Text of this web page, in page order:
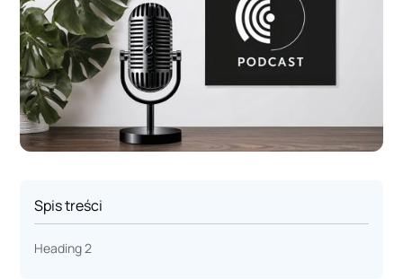
Spis treści
Heading 2